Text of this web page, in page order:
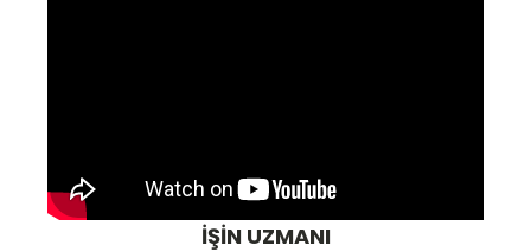
İŞİN UZMANI